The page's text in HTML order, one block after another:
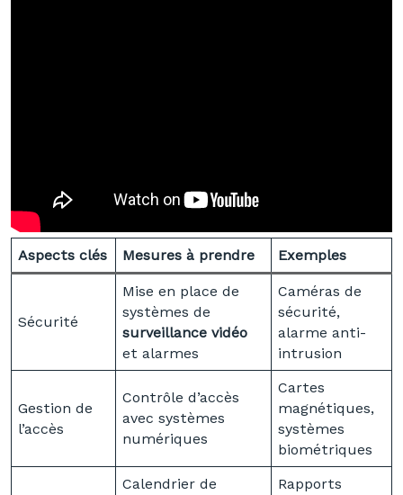
Aspects clés Mesures à prendre Exemples
Sécurité
Mise en place de
systèmes de
surveillance vidéo
et alarmes
Caméras de
sécurité,
alarme anti-
intrusion
Gestion de
l’accès
Contrôle d’accès
avec systèmes
numériques
Cartes
magnétiques,
systèmes
biométriques
Calendrier de
Rapports